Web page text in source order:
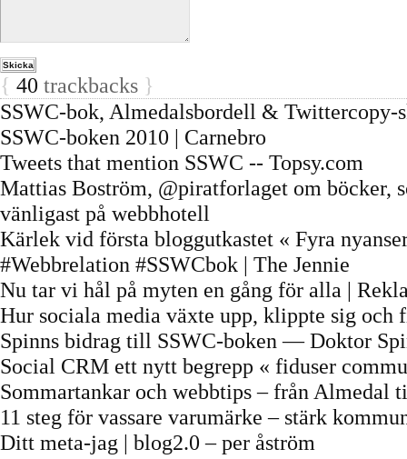
{ 40 trackbacks }
SSWC-bok, Almedalsbordell & Twittercopy-
SSWC-boken 2010 | Carnebro
Tweets that mention SSWC -- Topsy.com
Mattias Boström, @piratforlaget om böcker,
vänligast på webbhotell
Kärlek vid första bloggutkastet « Fyra
#Webbrelation #SSWCbok | The Jennie
Nu tar vi hål på myten en gång för alla |
Hur sociala media växte upp, klippte sig
Spinns bidrag till SSWC-boken — Doktor
Social CRM ett nytt begrepp « fiduser
Sommartankar och webbtips – från Almedal
11 steg för vassare varumärke – stärk
Ditt meta-jag | blog2.0 – per åström